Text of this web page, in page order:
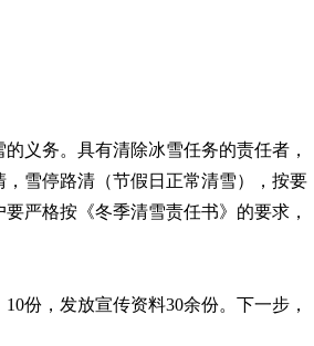
务。具有清除冰雪任务的责任者，
雪停路清（节假日正常清雪），按要
严格按《冬季清雪责任书》的要求，
，发放宣传资料30余份。下一步，